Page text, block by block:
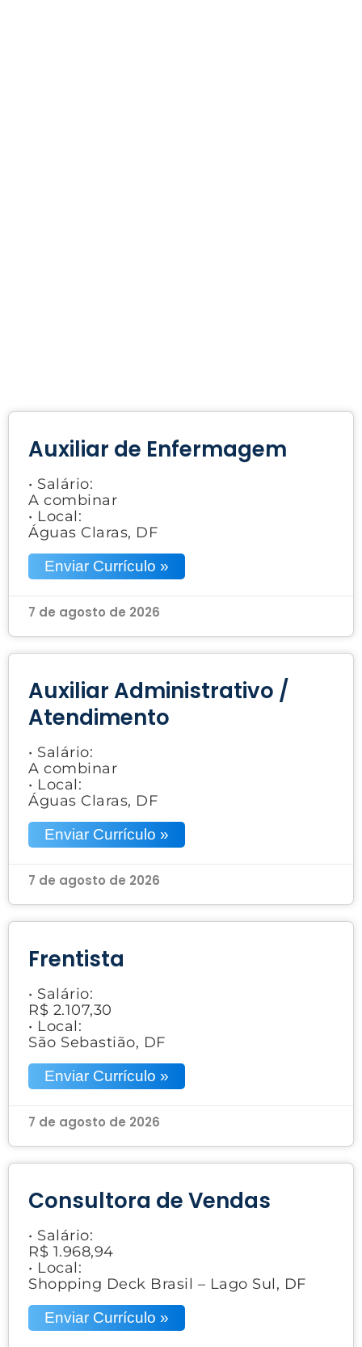
Auxiliar de Enfermagem
• Salário:
A combinar
• Local:
Águas Claras, DF
Enviar Currículo »
7 de agosto de 2026
Auxiliar Administrativo /
Atendimento
• Salário:
A combinar
• Local:
Águas Claras, DF
Enviar Currículo »
7 de agosto de 2026
Frentista
• Salário:
R$ 2.107,30
• Local:
São Sebastião, DF
Enviar Currículo »
7 de agosto de 2026
Consultora de Vendas
• Salário:
R$ 1.968,94
• Local:
Shopping Deck Brasil – Lago Sul, DF
Enviar Currículo »